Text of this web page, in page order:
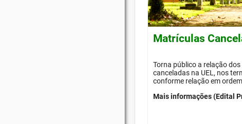
Matrículas
Torna público a relação
canceladas na UEL, nos
conforme relação em
Mais informações (Edital